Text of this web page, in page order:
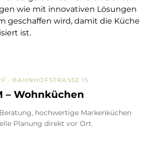
wie mit innovativen Lösungen
geschaffen wird, damit die Küche
ist.
· BAHNHOFSTRASSE 15
– Wohnküchen
hochwertige Markenküchen
Planung direkt vor Ort.